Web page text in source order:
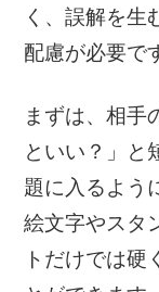
く、誤解を生
配慮が必要で
まずは、相手
といい？」と
題に入るよう
絵文字やスタ
トだけでは硬